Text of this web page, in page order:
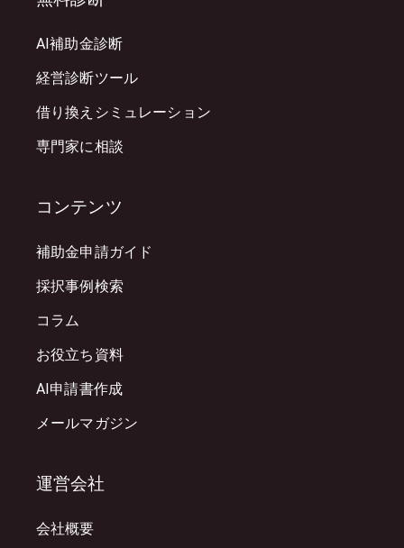
AI補助金診断
経営診断ツール
借り換えシミュレーション
専門家に相談
コンテンツ
補助金申請ガイド
採択事例検索
コラム
お役立ち資料
AI申請書作成
メールマガジン
運営会社
会社概要